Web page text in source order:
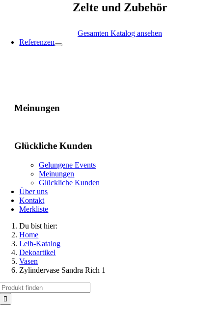
Zelte und Zubehör
Gesamten Katalog ansehen
Referenzen
Meinungen
Glückliche Kunden
Gelungene Events
Meinungen
Glückliche Kunden
Über uns
Kontakt
Merkliste
Du bist hier:
Home
Leih-Katalog
Dekoartikel
Vasen
Zylindervase Sandra Rich 1